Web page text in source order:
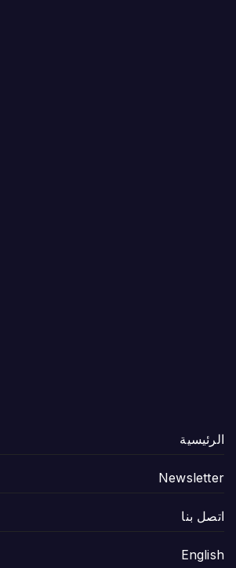
الرئيسية
Newsletter
اتصل بنا
English